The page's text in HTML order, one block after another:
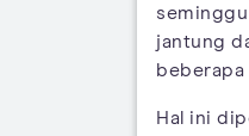
jantung
beberapa
Hal ini